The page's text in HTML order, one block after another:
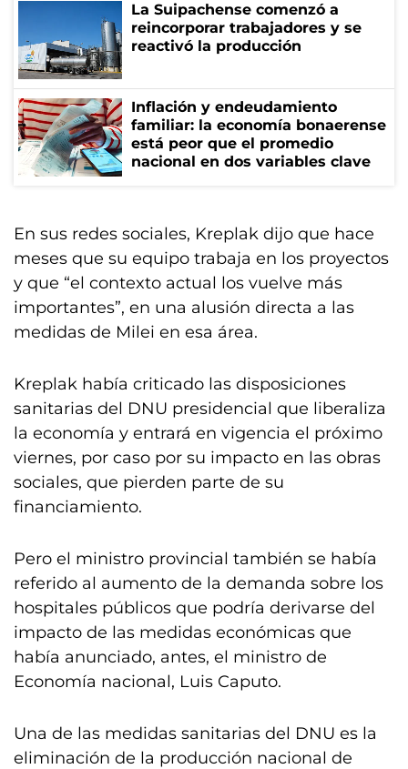
La Suipachense comenzó a
reincorporar trabajadores y se
reactivó la producción
Inflación y endeudamiento
familiar: la economía bonaerense
está peor que el promedio
nacional en dos variables clave
En sus redes sociales, Kreplak dijo que hace
meses que su equipo trabaja en los proyectos
y que “el contexto actual los vuelve más
importantes”, en una alusión directa a las
medidas de Milei en esa área.
Kreplak había criticado las disposiciones
sanitarias del DNU presidencial que liberaliza
la economía y entrará en vigencia el próximo
viernes, por caso por su impacto en las obras
sociales, que pierden parte de su
financiamiento.
Pero el ministro provincial también se había
referido al aumento de la demanda sobre los
hospitales públicos que podría derivarse del
impacto de las medidas económicas que
había anunciado, antes, el ministro de
Economía nacional, Luis Caputo.
Una de las medidas sanitarias del DNU es la
eliminación de la producción nacional de